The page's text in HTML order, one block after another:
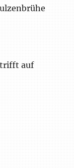
trifft auf